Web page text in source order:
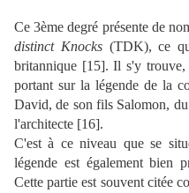
Ce 3ème degré présente de
distinct Knocks(TDK), ce
britannique [15]. Il s'y trouve,
portant sur la légende de la
David, de son fils Salomon,
l'architecte [16].
C'est à ce niveau que se
légende est également bien
Cette partie est souvent citée